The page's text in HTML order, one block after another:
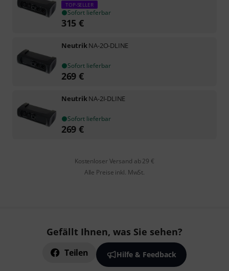
TOP-SELLER
Sofort lieferbar
315 €
NeutrikNA-2O-DLINE
Sofort lieferbar
269 €
NeutrikNA-2I-DLINE
Sofort lieferbar
269 €
Kostenloser Versand ab 29 €
Alle Preise inkl. MwSt.
Gefällt Ihnen, was Sie sehen?
Teilen Hilfe & Feedback